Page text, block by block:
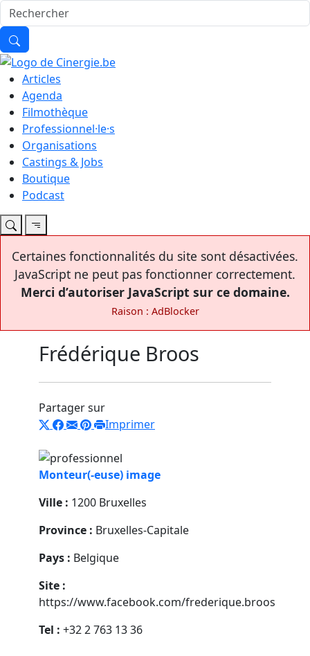
Articles
Agenda
Filmothèque
Professionnel·le·s
Organisations
Castings & Jobs
Boutique
Podcast
Certaines fonctionnalités du site sont désactivées.
JavaScript ne peut pas fonctionner correctement.
Merci d’autoriser JavaScript sur ce domaine.
Raison : AdBlocker
Frédérique Broos
Partager sur
Imprimer
Monteur(-euse) image
Ville : 1200 Bruxelles
Province : Bruxelles-Capitale
Pays : Belgique
Site :
https://www.facebook.com/frederique.broos
Tel : +32 2 763 13 36